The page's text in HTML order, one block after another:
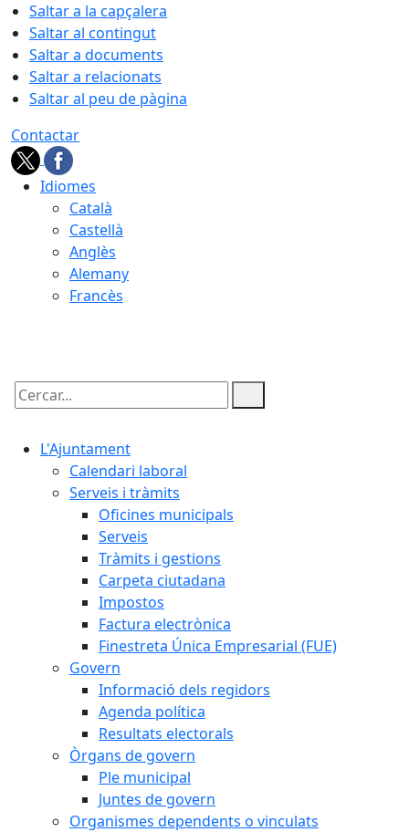
Saltar a la capçalera
Saltar al contingut
Saltar a documents
Saltar a relacionats
Saltar al peu de pàgina
Contactar
Idiomes
Català
Castellà
Anglès
Alemany
Francès
Cercar:
L'Ajuntament
Calendari laboral
Serveis i tràmits
Oficines municipals
Serveis
Tràmits i gestions
Carpeta ciutadana
Impostos
Factura electrònica
Finestreta Única Empresarial (FUE)
Govern
Informació dels regidors
Agenda política
Resultats electorals
Òrgans de govern
Ple municipal
Juntes de govern
Organismes dependents o vinculats